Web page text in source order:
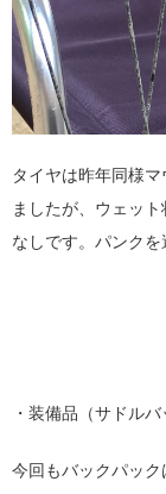
タイヤは昨年同様
ましたが、ウェッ
なしです。パンクを
・装備品（サドルバ
今回もバックパッ